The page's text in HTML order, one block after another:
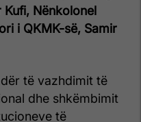
Nënkolonel
i QKMK-së, Samir
të vazhdimit të
dhe shkëmbimit
të